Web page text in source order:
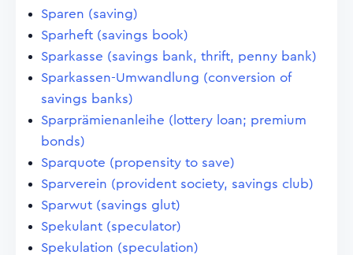
Sparen (saving)
Sparheft (savings book)
Sparkasse (savings bank, thrift, penny bank)
Sparkassen-Umwandlung (conversion of
savings banks)
Sparprämienanleihe (lottery loan; premium
bonds)
Sparquote (propensity to save)
Sparverein (provident society, savings club)
Sparwut (savings glut)
Spekulant (speculator)
Spekulation (speculation)